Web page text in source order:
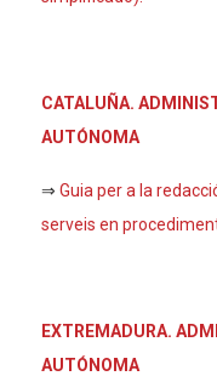
CATALUÑA.
AUTÓNOMA
⇒ Guia per a la
serveis en
EXTREMADURA.
AUTÓNOMA